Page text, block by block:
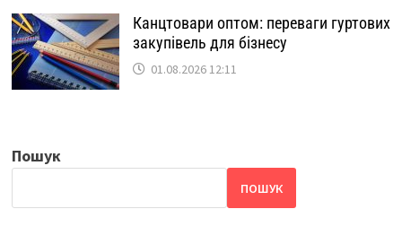
Канцтовари оптом: переваги гуртових
закупівель для бізнесу
01.08.2026 12:11
Пошук
ПОШУК